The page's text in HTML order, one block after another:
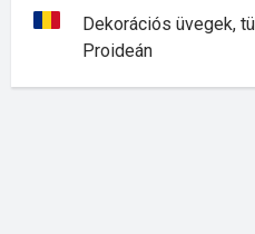
Dekorációs üvegek,
Proideán